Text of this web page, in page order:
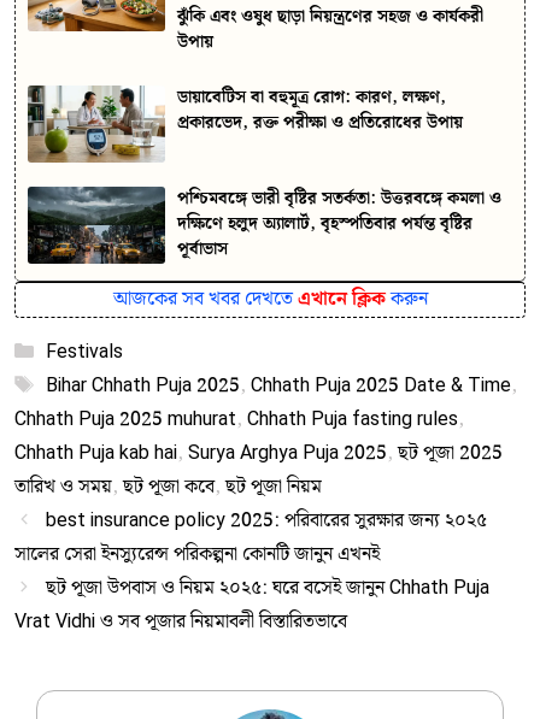
ঝুঁকি এবং ওষুধ ছাড়া নিয়ন্ত্রণের সহজ ও কার্যকরী
উপায়
ডায়াবেটিস বা বহুমূত্র রোগ: কারণ, লক্ষণ,
প্রকারভেদ, রক্ত পরীক্ষা ও প্রতিরোধের উপায়
পশ্চিমবঙ্গে ভারী বৃষ্টির সতর্কতা: উত্তরবঙ্গে কমলা ও
দক্ষিণে হলুদ অ্যালার্ট, বৃহস্পতিবার পর্যন্ত বৃষ্টির
পূর্বাভাস
আজকের সব খবর দেখতেএখানে ক্লিককরুন
Categories
Festivals
Tags
Bihar Chhath Puja 2025, Chhath Puja 2025 Date & Time,
Chhath Puja 2025 muhurat, Chhath Puja fasting rules,
Chhath Puja kab hai, Surya Arghya Puja 2025,ছট পূজা 2025
তারিখ ও সময়,ছট পূজা কবে,ছট পূজা নিয়ম
best insurance policy 2025: পরিবারের সুরক্ষার জন্য ২০২৫
সালের সেরা ইনস্যুরেন্স পরিকল্পনা কোনটি জানুন এখনই
ছট পূজা উপবাস ও নিয়ম ২০২৫: ঘরে বসেই জানুন Chhath Puja
Vrat Vidhi ও সব পূজার নিয়মাবলী বিস্তারিতভাবে